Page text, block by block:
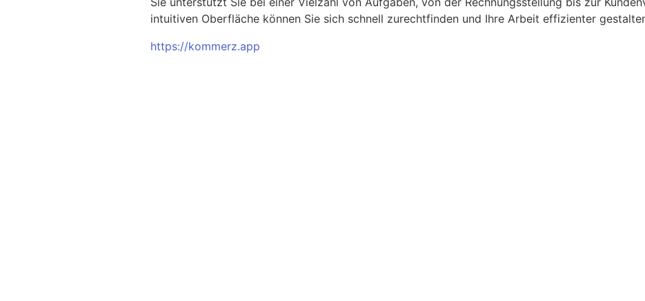
intuitiven Oberfläche können Sie sich schnell zurechtfinden und Ihre Arbeit effizienter
https://kommerz.app